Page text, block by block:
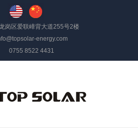
岗区爱联嶂背大道255号2楼
energy.com
0755 8522 4431